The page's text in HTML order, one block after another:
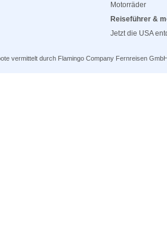
Motorräder
Reiseführer &
Jetzt die USA
vermittelt durch Flamingo Company Fernreisen